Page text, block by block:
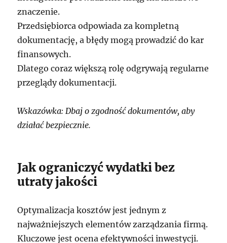
znaczenie.
Przedsiębiorca odpowiada za kompletną
dokumentację, a błędy mogą prowadzić do kar
finansowych.
Dlatego coraz większą rolę odgrywają regularne
przeglądy dokumentacji.
Wskazówka: Dbaj o zgodność dokumentów, aby
działać bezpiecznie.
Jak ograniczyć wydatki bez
utraty jakości
Optymalizacja kosztów jest jednym z
najważniejszych elementów zarządzania firmą.
Kluczowe jest ocena efektywności inwestycji.